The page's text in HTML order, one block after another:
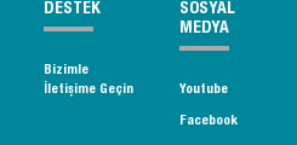
DESTEK
Bizimle
İletişime Geçin
SOSYAL
MEDYA
Youtube
Facebook